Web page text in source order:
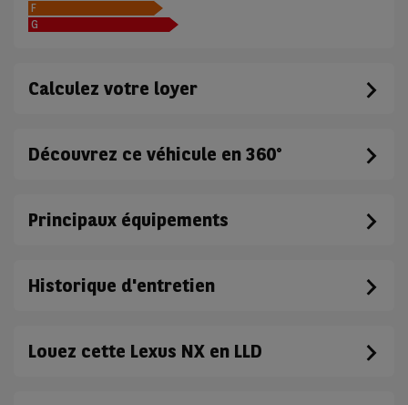
F
G
Calculez votre loyer
Découvrez ce véhicule en 360°
Principaux équipements
Historique d'entretien
Louez cette Lexus NX en LLD